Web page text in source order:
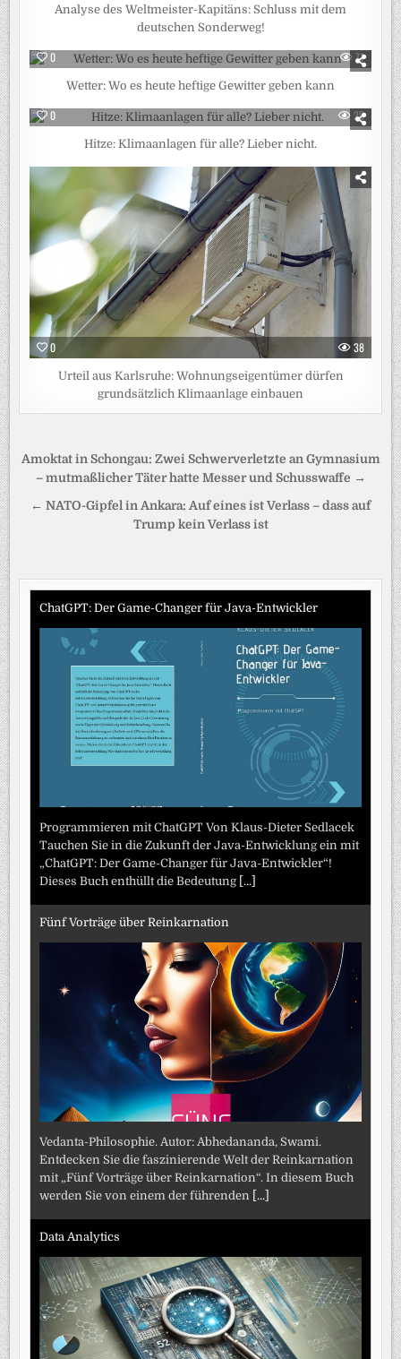
Analyse des Weltmeister-Kapitäns: Schluss mit dem
deutschen Sonderweg!
0 71
Wetter: Wo es heute heftige Gewitter geben kann
0 25
Hitze: Klimaanlagen für alle? Lieber nicht.
0 38
Urteil aus Karlsruhe: Wohnungseigentümer dürfen
grundsätzlich Klimaanlage einbauen
Beitragsnavigation
Amoktat in Schongau: Zwei Schwerverletzte an Gymnasium
– mutmaßlicher Täter hatte Messer und Schusswaffe →
← NATO-Gipfel in Ankara: Auf eines ist Verlass – dass auf
Trump kein Verlass ist
ChatGPT: Der Game-Changer für Java-Entwickler
Programmieren mit ChatGPT Von Klaus-Dieter Sedlacek
Tauchen Sie in die Zukunft der Java-Entwicklung ein mit
„ChatGPT: Der Game-Changer für Java-Entwickler“!
Dieses Buch enthüllt die Bedeutung [...]
Fünf Vorträge über Reinkarnation
Vedanta-Philosophie. Autor: Abhedananda, Swami.
Entdecken Sie die faszinierende Welt der Reinkarnation
mit „Fünf Vorträge über Reinkarnation“. In diesem Buch
werden Sie von einem der führenden [...]
Data Analytics